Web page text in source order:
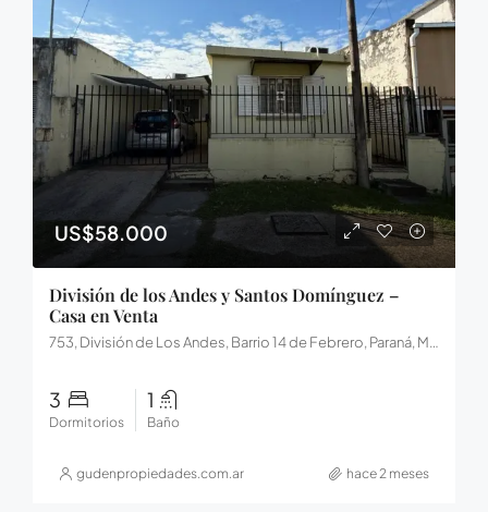
US$58.000
División de los Andes y Santos Domínguez –
Casa en Venta
753, División de Los Andes, Barrio 14 de Febrero, Paraná, Municipio de Paraná, Distrito Sauce, Departamento Paraná, Entre Ríos, 3102, Argentina
3
Dormitorios
1
Baño
gudenpropiedades.com.ar hace 2 meses